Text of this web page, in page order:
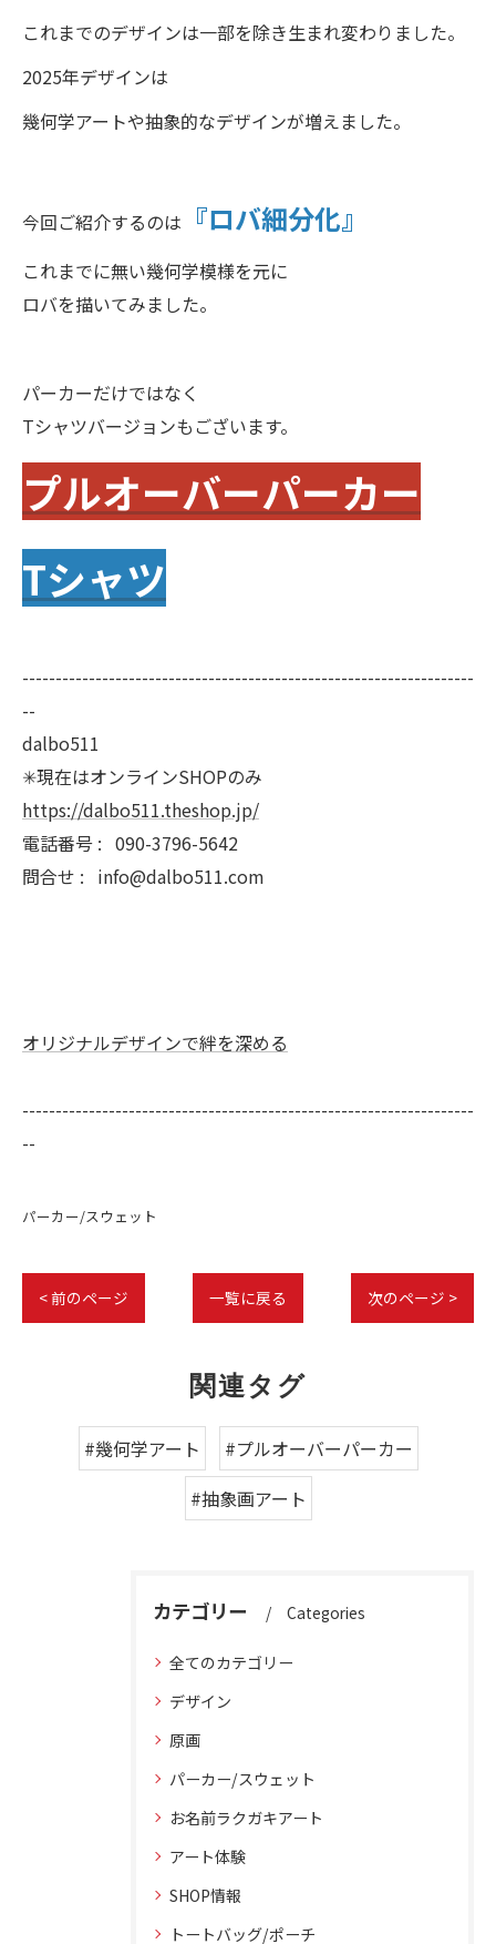
これまでのデザインは一部を除き生まれ変わりました。
2025年デザインは
幾何学アートや抽象的なデザインが増えました。
今回ご紹介するのは 『ロバ細分化』
これまでに無い幾何学模様を元に
ロバを描いてみました。
パーカーだけではなく
Tシャツバージョンもございます。
プルオーバーパーカー
Tシャツ
--------------------------------------------------------------------
--
dalbo511
✳︎現在はオンラインSHOPのみ
https://dalbo511.theshop.jp/
電話番号 : 090-3796-5642
問合せ : info@dalbo511.com
オリジナルデザインで絆を深める
--------------------------------------------------------------------
--
パーカー/スウェット
< 前のページ 一覧に戻る 次のページ >
関連タグ
#幾何学アート
#プルオーバーパーカー
#抽象画アート
カテゴリー Categories
全てのカテゴリー
デザイン
原画
パーカー/スウェット
お名前ラクガキアート
アート体験
SHOP情報
トートバッグ/ポーチ